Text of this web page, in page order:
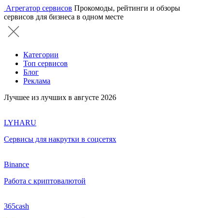
Агрегатор сервисов Прокомоды, рейтинги и обзоры
сервисов для бизнеса в одном месте
Категории
Топ сервисов
Блог
Реклама
Лучшее из лучших в августе 2026
LYHARU
Сервисы для накрутки в соцсетях
Binance
Работа с криптовалютой
365cash